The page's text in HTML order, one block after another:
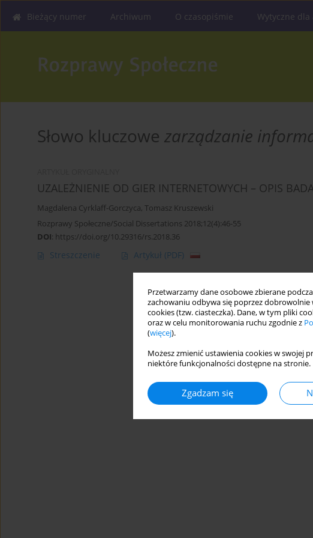
Przetwarzamy dane osobowe zbierane
zachowaniu odbywa się poprzez
cookies (tzw. ciasteczka). Dane, w tym pliki
oraz w celu monitorowania ruchu zgodnie z
(więcej).
Możesz zmienić ustawienia cookies w swojej
niektóre funkcjonalności dostępne na stronie.
Zgadzam się
Bieżący numer Archiwum O czasopiśmie Wytyczne
Słowo kluczowe zarządzanie
UZALEŻNIENIE OD GIER INTERNETOWYCH – OPIS
Magdalena Cyrklaff-Gorczyca, Tomasz Kruszewski
Rozprawy Społeczne/Social Dissertations 2018;12(4):46-55
DOI: https://doi.org/10.29316/rs.2018.36
Streszczenie Artykuł (PDF)